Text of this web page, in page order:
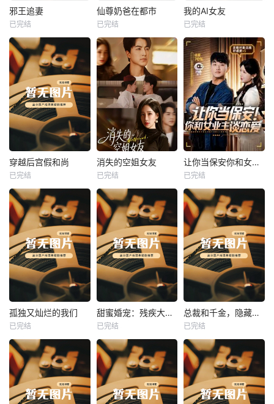
热播
邪王追妻
未知
邪王追妻
已完结
热播
未知
仙尊奶爸在都市
已完结
热播
我的AI女友
未知
我的AI女友
已完结
热播
未知
穿越后宫假和尚
已完结
热播
未知
消失的空姐女友
已完结
热播
未知
让你当保安你和女业主谈恋爱
已完结
热播
未知
孤独又灿烂的我们
已完结
热播
未知
甜蜜婚宠：残疾大佬夜夜撩
已完结
热播
未知
总裁和千金，隐藏身份闪婚了
已完结